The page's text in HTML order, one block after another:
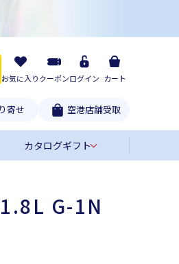
お気に入りクーポンログイン カート
寄せ 空港店舗受取
カタログギフト
G-1N